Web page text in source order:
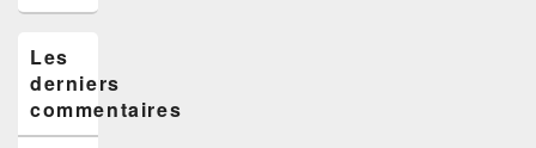
Les
derniers
commentaires